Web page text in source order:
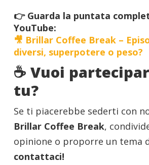
👉 Guarda la puntata
YouTube:
🎥 Brillar Coffee Break –
diversi, superpotere o peso?
☕ Vuoi
tu?
Se ti piacerebbe sederti con
Brillar Coffee Break,
opinione o proporre un tema
contattaci!